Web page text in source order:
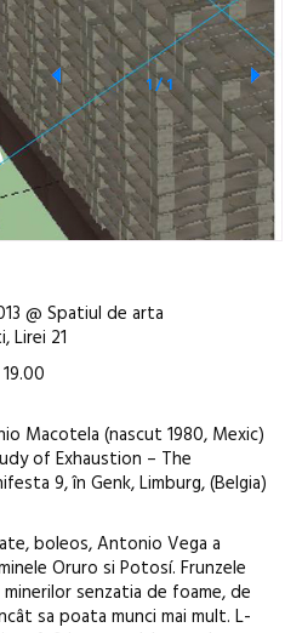
1/1
@ Spatiul de arta
Lirei 21
Macotela (nascut 1980, Mexic)
of Exhaustion – The
9, în Genk, Limburg, (Belgia)
boleos, Antonio Vega a
Oruro si Potosí. Frunzele
senzatia de foame, de
sa poata munci mai mult. L-